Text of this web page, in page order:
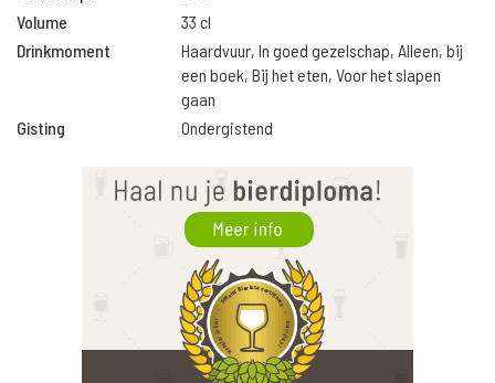
Volume
33 cl
Drinkmoment
Haardvuur, In goed gezelschap, Alleen, bij
een boek, Bij het eten, Voor het slapen
gaan
Gisting
Ondergistend